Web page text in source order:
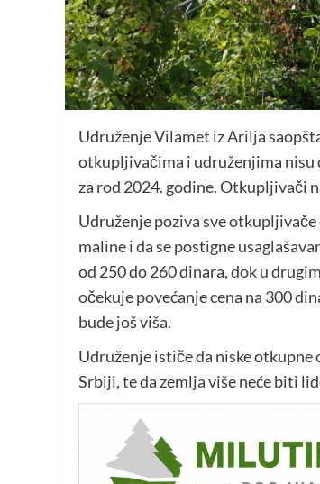
Udruženje Vilamet iz Arilja
otkupljivačima i udruženjima nisu
za rod 2024. godine. Otkupljivači
Udruženje poziva sve
maline i da se postigne
od 250 do 260 dinara, dok u
očekuje povećanje cena na 300
bude još viša.
Udruženje ističe da niske
Srbiji, te da zemlja više neće biti